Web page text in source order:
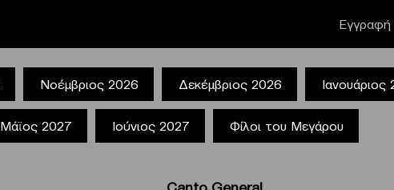
Εγγραφή
Νοέμβριος 2026 Δεκέμβριος 2026 Ιανουάριος
Μάϊος 2027 Ιούνιος 2027 Φίλοι του Μεγάρου